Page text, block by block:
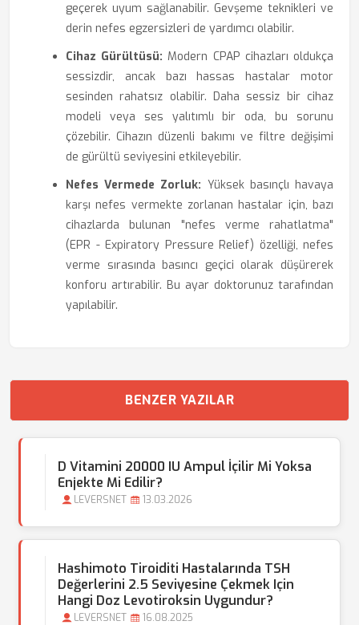
geçerek uyum sağlanabilir. Gevşeme teknikleri ve
derin nefes egzersizleri de yardımcı olabilir.
Cihaz Gürültüsü: Modern CPAP cihazları oldukça
sessizdir, ancak bazı hassas hastalar motor
sesinden rahatsız olabilir. Daha sessiz bir cihaz
modeli veya ses yalıtımlı bir oda, bu sorunu
çözebilir. Cihazın düzenli bakımı ve filtre değişimi
de gürültü seviyesini etkileyebilir.
Nefes Vermede Zorluk: Yüksek basınçlı havaya
karşı nefes vermekte zorlanan hastalar için, bazı
cihazlarda bulunan "nefes verme rahatlatma"
(EPR - Expiratory Pressure Relief) özelliği, nefes
verme sırasında basıncı geçici olarak düşürerek
konforu artırabilir. Bu ayar doktorunuz tarafından
yapılabilir.
BENZER YAZILAR
D Vitamini 20000 IU Ampul İçilir Mi Yoksa
Enjekte Mi Edilir?
LEVERSNET 13.03.2026
Hashimoto Tiroiditi Hastalarında TSH
Değerlerini 2.5 Seviyesine Çekmek Için
Hangi Doz Levotiroksin Uygundur?
LEVERSNET 16.08.2025